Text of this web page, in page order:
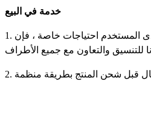
خدمة في البيع
1. في التصميم الفني ، يقوم مصنعنا بتحسين التصميم ، ويحافظ على التحسين ، ويتعاون بشكل وثيق مع معهد التصميم وشركتك. إذا احتاج معهد التصميم إلى التغيير ، أو كان لدى المستخدم احتياجات خاصة ، فإن